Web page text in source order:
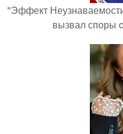
"Эффект
вызвал споры